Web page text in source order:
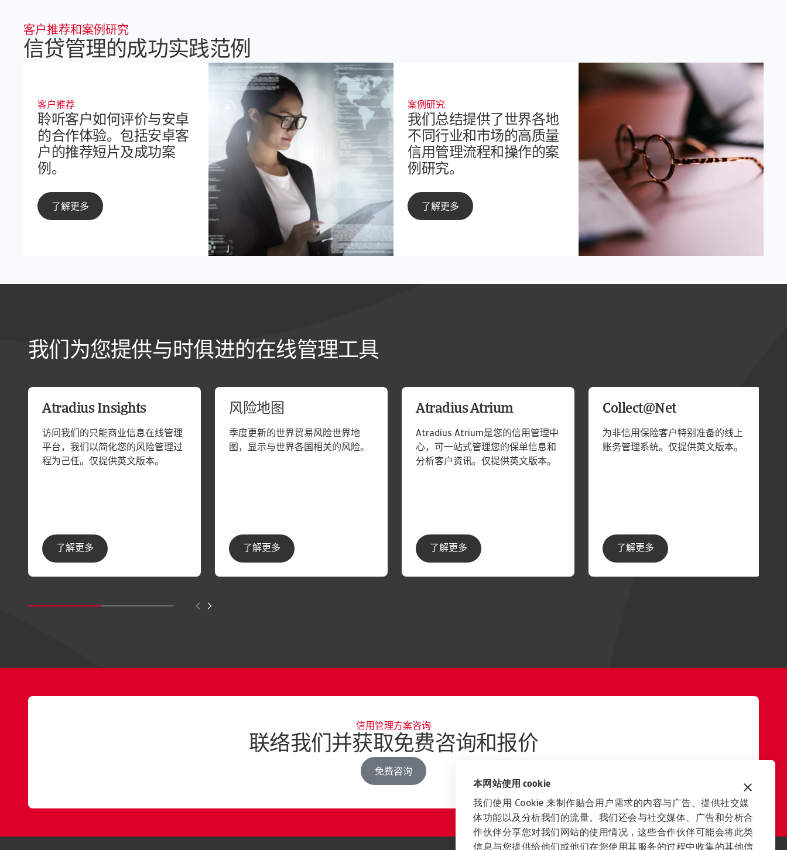
本网站使用 cookie
我们使用 Cookie 来制作贴合用户需求的内容与广告、提供社交媒
体功能以及分析我们的流量。我们还会与社交媒体、广告和分析合
作伙伴分享您对我们网站的使用情况，这些合作伙伴可能会将此类
信息与您提供给他们或他们在您使用其服务的过程中收集的其他信
客户推荐和案例研究
信贷管理的成功实践范例
客户推荐
聆听客户如何评价与安卓
的合作体验。包括安卓客
户的推荐短片及成功案
例。
了解更多
案例研究
我们总结提供了世界各地
不同行业和市场的高质量
信用管理流程和操作的案
例研究。
了解更多
我们为您提供与时俱进的在线管理工具
Atradius Insights
访问我们的只能商业信息在线管理
平台，我们以简化您的风险管理过
程为己任。仅提供英文版本。
了解更多
风险地图
季度更新的世界贸易风险世界地
图，显示与世界各国相关的风险。
了解更多
Atradius Atrium
Atradius Atrium是您的信用管理中
心，可一站式管理您的保单信息和
分析客户资讯。仅提供英文版本。
了解更多
Collect@Net
为非信用保险客户特别准备的线上
账务管理系统。仅提供英文版本。
了解更多
信用管理方案咨询
联络我们并获取免费咨询和报价
免费咨询